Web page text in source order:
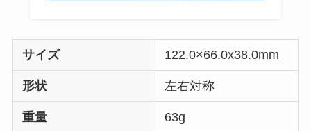
サイズ 122.0×66.0x38.0mm
形状 左右対称
重量 63g